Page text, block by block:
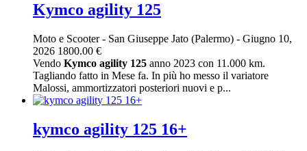
Kymco agility 125
Moto e Scooter- San Giuseppe Jato (Palermo) - Giugno 10,
2026 1800.00 €
Vendo Kymco agility 125 anno 2023 con 11.000 km.
Tagliando fatto in Mese fa. In più ho messo il variatore
Malossi, ammortizzatori posteriori nuovi e p...
kymco agility 125 16+